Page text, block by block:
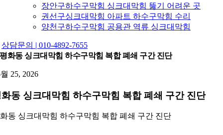
장안구하수구막힘 싱크대막힘 뚫기 어려운 곳
권선구싱크대막힘 아파트 하수구막힘 수리
양천구하수구막힘 공용관 역류 싱크대막힘
상담문의 | 010-4892-7655
평화동 싱크대막힘 하수구막힘 복합 폐쇄 구간 진단
25, 2026
동 싱크대막힘 하수구막힘 복합 폐쇄 구간 진단
동 싱크대막힘 하수구막힘 복합 폐쇄 구간 진단